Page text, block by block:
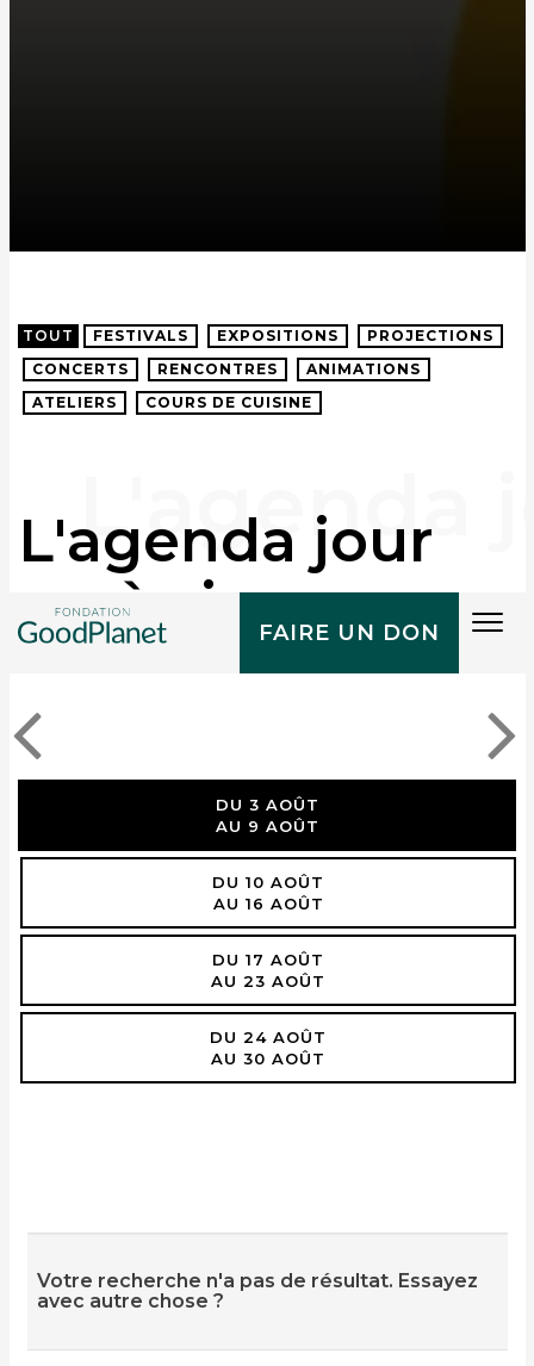
FAIRE UN DON
TOUT FESTIVALS EXPOSITIONS
PROJECTIONS
CONCERTS
RENCONTRES
ANIMATIONS
ATELIERS
COURS DE CUISINE
L'agenda jour
après jour
DU 3 AOÛT
AU 9 AOÛT
DU 10 AOÛT
AU 16 AOÛT
DU 17 AOÛT
AU 23 AOÛT
DU 24 AOÛT
AU 30 AOÛT
Votre recherche n'a pas de résultat. Essayez
avec autre chose ?